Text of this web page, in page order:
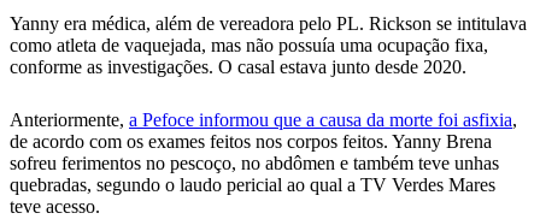
Yanny era médica, além de vereadora pelo PL. Rickson se intitulava
como atleta de vaquejada, mas não possuía uma ocupação fixa,
conforme as investigações. O casal estava junto desde 2020.
Anteriormente, a Pefoce informou que a causa da morte foi asfixia,
de acordo com os exames feitos nos corpos feitos. Yanny Brena
sofreu ferimentos no pescoço, no abdômen e também teve unhas
quebradas, segundo o laudo pericial ao qual a TV Verdes Mares
teve acesso.